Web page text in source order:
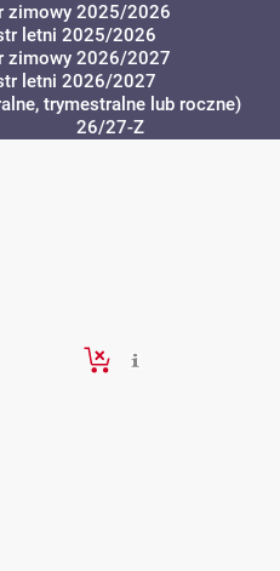
zimowy 2025/2026
letni 2025/2026
zimowy 2026/2027
letni 2026/2027
trymestralne lub roczne)
26/27-Z